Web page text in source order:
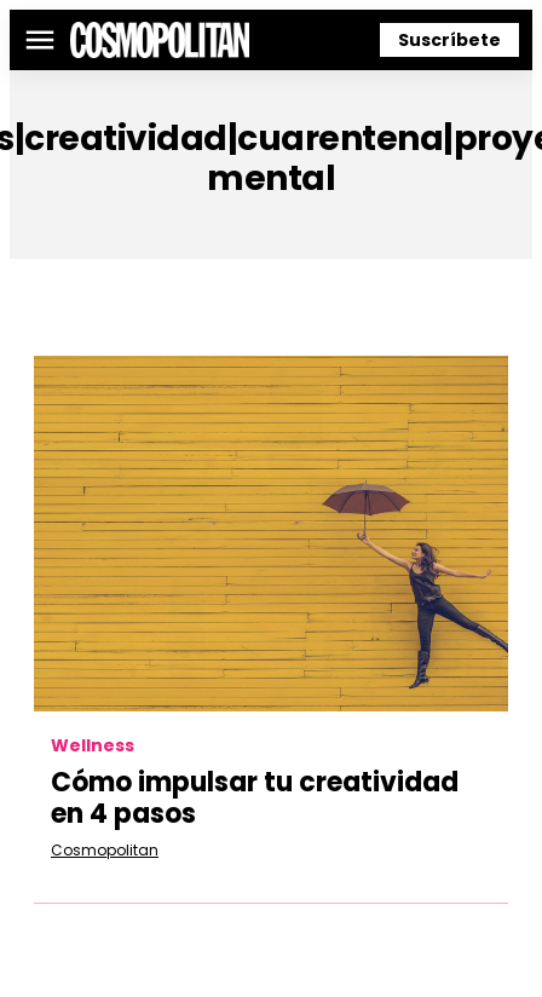
Menú Suscríbete
mental
Wellness
Cómo impulsar tu creatividad
en 4 pasos
Cosmopolitan